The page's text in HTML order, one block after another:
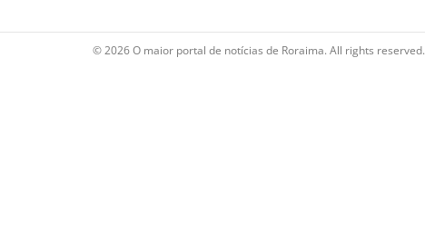
© 2026 O maior portal de notícias de Roraima. All rights reserved.